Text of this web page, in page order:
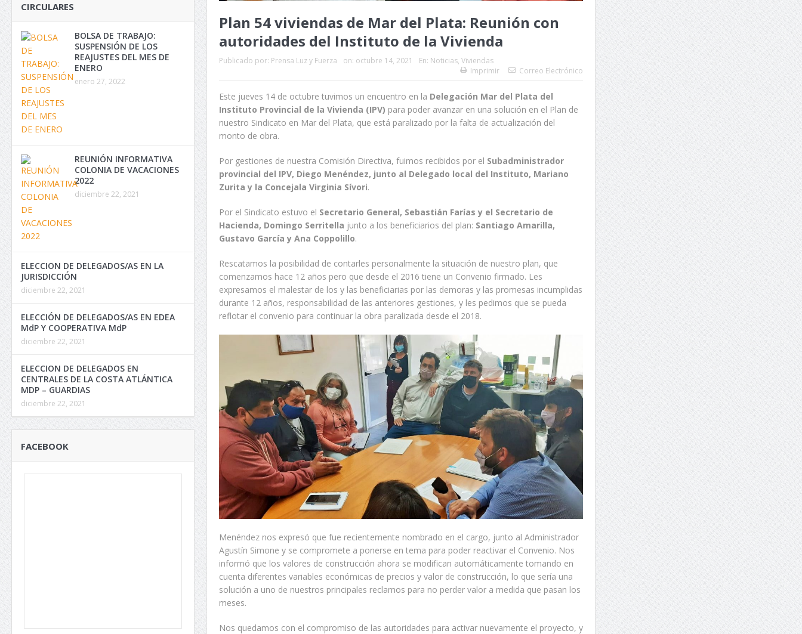
Plan 54 viviendas de Mar del Plata: Reunión con
autoridades del Instituto de la Vivienda
Publicado por: Prensa Luz y Fuerza on: octubre 14, 2021 En: Noticias, Viviendas
Imprimir
Correo Electrónico
Este jueves 14 de octubre tuvimos un encuentro en la Delegación Mar del Plata del
Instituto Provincial de la Vivienda (IPV) para poder avanzar en una solución en el Plan de
nuestro Sindicato en Mar del Plata, que está paralizado por la falta de actualización del
monto de obra.
Por gestiones de nuestra Comisión Directiva, fuimos recibidos por el Subadministrador
provincial del IPV, Diego Menéndez, junto al Delegado local del Instituto, Mariano
Zurita y la Concejala Virginia Sívori.
Por el Sindicato estuvo el Secretario General, Sebastián Farías y el Secretario de
Hacienda, Domingo Serritella junto a los beneficiarios del plan: Santiago Amarilla,
Gustavo García y Ana Coppolillo.
Rescatamos la posibilidad de contarles personalmente la situación de nuestro plan, que
comenzamos hace 12 años pero que desde el 2016 tiene un Convenio firmado. Les
expresamos el malestar de los y las beneficiarias por las demoras y las promesas incumplidas
durante 12 años, responsabilidad de las anteriores gestiones, y les pedimos que se pueda
reflotar el convenio para continuar la obra paralizada desde el 2018.
Menéndez nos expresó que fue recientemente nombrado en el cargo, junto al Administrador
Agustín Simone y se compromete a ponerse en tema para poder reactivar el Convenio. Nos
informó que los valores de construcción ahora se modifican automáticamente tomando en
cuenta diferentes variables económicas de precios y valor de construcción, lo que sería una
solución a uno de nuestros principales reclamos para no perder valor a medida que pasan los
meses.
Nos quedamos con el compromiso de las autoridades para activar nuevamente el proyecto, y
CIRCULARES
BOLSA DE TRABAJO:
SUSPENSIÓN DE LOS
REAJUSTES DEL MES DE
ENERO
enero 27, 2022
REUNIÓN INFORMATIVA
COLONIA DE VACACIONES
2022
diciembre 22, 2021
ELECCION DE DELEGADOS/AS EN LA
JURISDICCIÓN
diciembre 22, 2021
ELECCIÓN DE DELEGADOS/AS EN EDEA
MdP Y COOPERATIVA MdP
diciembre 22, 2021
ELECCION DE DELEGADOS EN
CENTRALES DE LA COSTA ATLÁNTICA
MDP – GUARDIAS
diciembre 22, 2021
FACEBOOK